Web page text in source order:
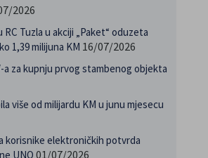
2026
RC Tuzla u akciji „Paket“ oduzeta
1,39 milijuna KM 16/07/2026
a za kupnju prvog stambenog objekta
više od milijardu KM u junu mjesecu
korisnike elektroničkih potvrda
UNO 01/07/2026